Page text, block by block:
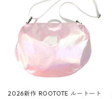
2026新作 ROOTOTE ルートート